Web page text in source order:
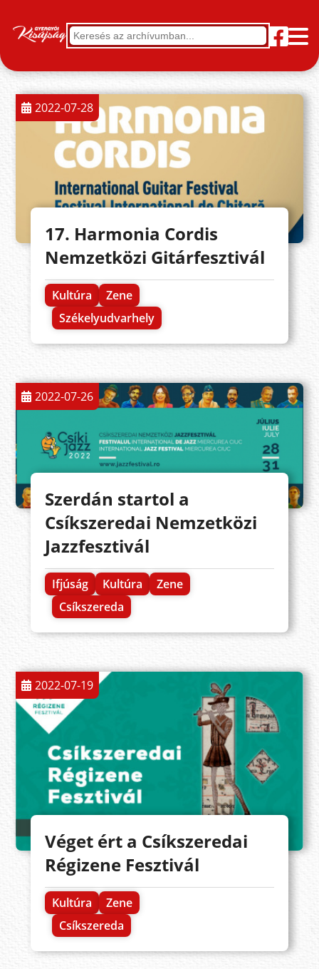
2022-07-28
17. Harmonia Cordis
Nemzetközi Gitárfesztivál
Kultúra
Zene
Székelyudvarhely
2022-07-26
Szerdán startol a
Csíkszeredai Nemzetközi
Jazzfesztivál
Ifjúság Kultúra
Zene
Csíkszereda
2022-07-19
Véget ért a Csíkszeredai
Régizene Fesztivál
Kultúra
Zene
Csíkszereda